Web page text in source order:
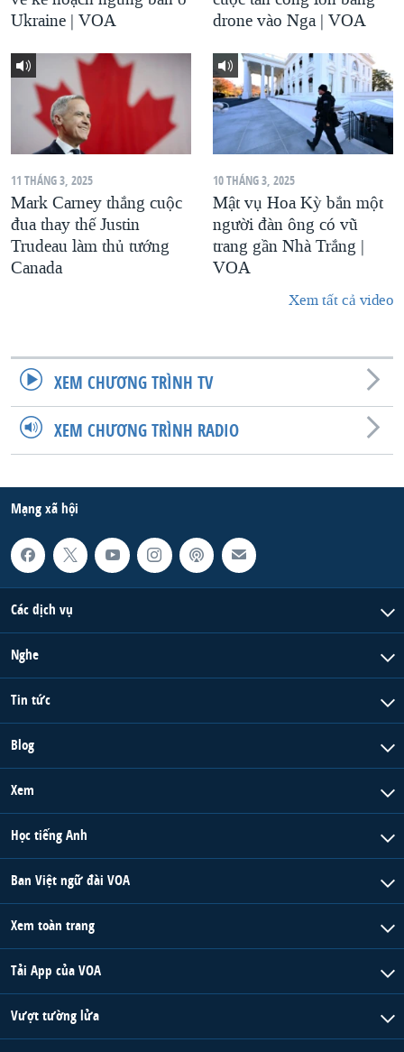
Ukraine | VOA
drone vào Nga | VOA
11 THÁNG 3, 2025
Mark Carney thắng cuộc
đua thay thế Justin
Trudeau làm thủ tướng
Canada
10 THÁNG 3, 2025
Mật vụ Hoa Kỳ bắn một
người đàn ông có vũ
trang gần Nhà Trắng |
VOA
Xem tất cả video
XEM CHƯƠNG TRÌNH TV
XEM CHƯƠNG TRÌNH RADIO
Mạng xã hội
Các dịch vụ
Nghe
Tin tức
Blog
Xem
Học tiếng Anh
Ban Việt ngữ đài VOA
Xem toàn trang
Tải App của VOA
Vượt tường lửa